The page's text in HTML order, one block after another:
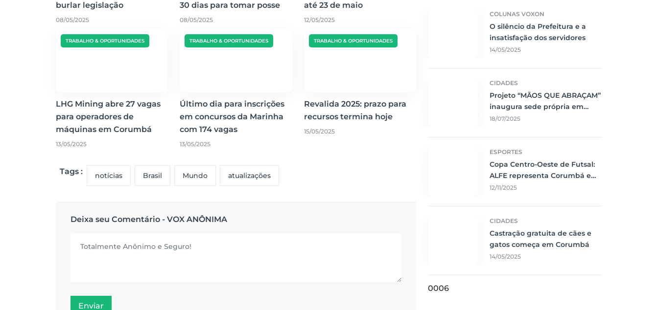
burlar legislação
08/05/2025
30 dias para tomar posse
08/05/2025
até 23 de maio
12/05/2025
TRABALHO & OPORTUNIDADES
LHG Mining abre 27 vagas
para operadores de
máquinas em Corumbá
13/05/2025
TRABALHO & OPORTUNIDADES
Último dia para inscrições
em concursos da Marinha
com 174 vagas
13/05/2025
TRABALHO & OPORTUNIDADES
Revalida 2025: prazo para
recursos termina hoje
15/05/2025
Tags : notícias Brasil Mundo atualizações
Deixa seu Comentário - VOX ANÔNIMA
Enviar
COLUNAS VOXON
O silêncio da Prefeitura e a
insatisfação dos servidores
14/05/2025
CIDADES
Projeto “MÃOS QUE ABRAÇAM”
inaugura sede própria em
Corumbá
18/07/2025
ESPORTES
Copa Centro-Oeste de Futsal:
ALFE representa Corumbá e
faz jogo emocionante contra o
12/11/2025
CIDADES
Castração gratuita de cães e
gatos começa em Corumbá
14/05/2025
0006